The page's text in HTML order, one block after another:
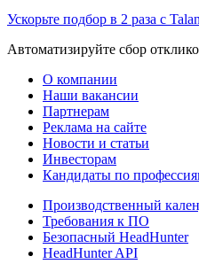
Ускорьте подбор в 2 раза с
Автоматизируйте сбор
О компании
Наши вакансии
Партнерам
Реклама на сайте
Новости и статьи
Инвесторам
Кандидаты по
Производственный
Требования к ПО
Безопасный HeadHunter
HeadHunter API